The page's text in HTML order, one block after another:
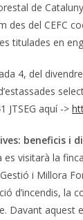
de
des del CEFC
titulades en
4, del
JTSEG aquí ->
beneficis i
es visitarà la
i Millora
d’incendis, la
Davant aquest